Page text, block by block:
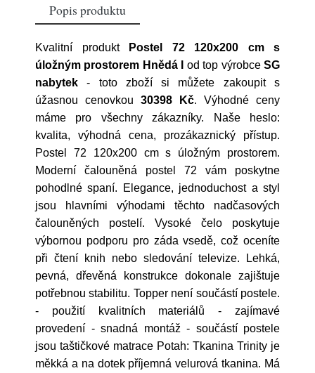
Popis produktu
Kvalitní produkt
Postel 72 120x200 cm s
úložným prostorem Hnědá I
od top výrobceSG
nabytek - toto zboží si můžete zakoupit s
úžasnou cenovkou 30398 Kč. Výhodné ceny
máme pro všechny zákazníky. Naše heslo:
kvalita, výhodná cena, prozákaznický přístup.
Postel 72 120x200 cm s úložným prostorem.
Moderní čalouněná postel 72 vám poskytne
pohodlné spaní. Elegance, jednoduchost a styl
jsou hlavními výhodami těchto nadčasových
čalouněných postelí. Vysoké čelo poskytuje
výbornou podporu pro záda vsedě, což oceníte
při čtení knih nebo sledování televize. Lehká,
pevná, dřevěná konstrukce dokonale zajištuje
potřebnou stabilitu. Topper není součástí postele.
- použití kvalitních materiálů - zajímavé
provedení - snadná montáž - součástí postele
jsou taštičkové matrace Potah: Tkanina Trinity je
měkká a na dotek příjemná velurová tkanina. Má